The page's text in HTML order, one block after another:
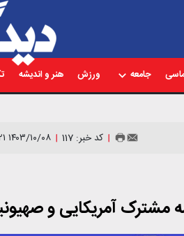
جامعه ورزش هنر و اندیشه
کد خبر: 117 ۱۴۰۳/۱۰/۰۸ ۱۵:۲۰:۲۱
مشترک آمریکایی و